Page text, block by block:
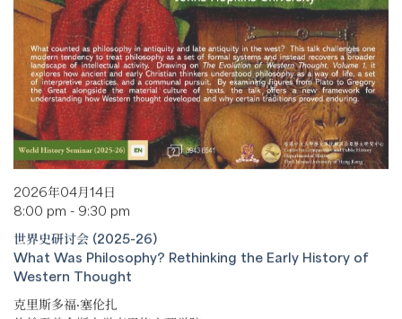
2026年04月14日
8:00 pm - 9:30 pm
世界史研讨会 (2025-26)
What Was Philosophy? Rethinking the Early History of
Western Thought
克里斯多福·塞伦扎